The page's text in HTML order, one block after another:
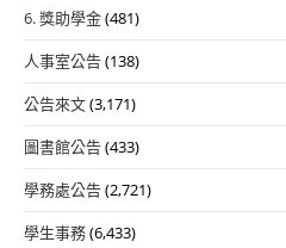
6. 獎助學金(481)
人事室公告(138)
公告來文(3,171)
圖書館公告(433)
學務處公告(2,721)
學生事務(6,433)